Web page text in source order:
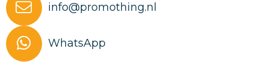
info@promothing.nl
WhatsApp